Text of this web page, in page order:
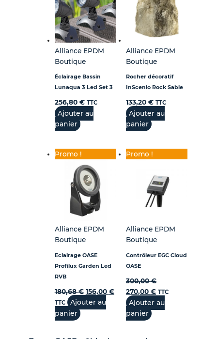
Alliance EPDM
Boutique
Éclairage Bassin
Lunaqua 3 Led Set 3
256,80 € TTC
Ajouter au
panier
Alliance EPDM
Boutique
Rocher décoratif
InScenio Rock Sable
133,20 € TTC
Ajouter au
panier
Promo !
Alliance EPDM
Boutique
Eclairage OASE
Profilux Garden Led
RVB
180,68€ 156,00 €
TTC
Ajouter au
panier
Promo !
Alliance EPDM
Boutique
Contrôleur EGC Cloud
OASE
300,00€
270,00 € TTC
Ajouter au
panier